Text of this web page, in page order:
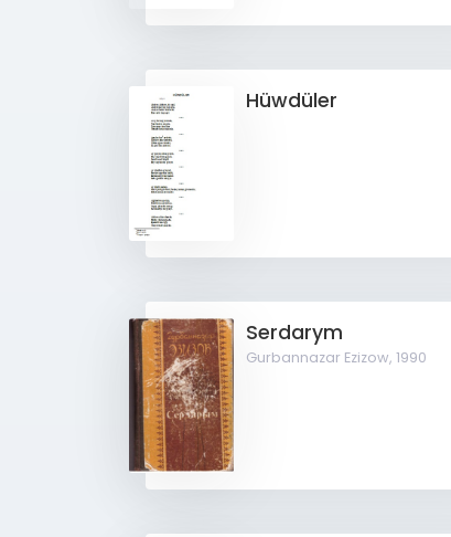
Hüwdüler
Serdarym
Gurbannazar Ezizow,1990